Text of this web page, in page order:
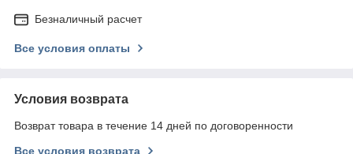
Безналичный расчет
Все условия оплаты
Условия возврата
Возврат товара в течение 14 дней по договоренности
Все условия возврата